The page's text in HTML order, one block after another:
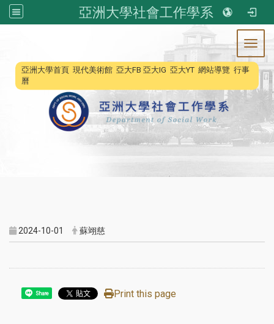
亞洲大學社會工作學系
::: 亞洲大學首頁 現代美術館 亞大FB 亞大IG 亞大YT 網站導覽 行事
曆
2024-10-01 蘇翊慈
Share Print this page